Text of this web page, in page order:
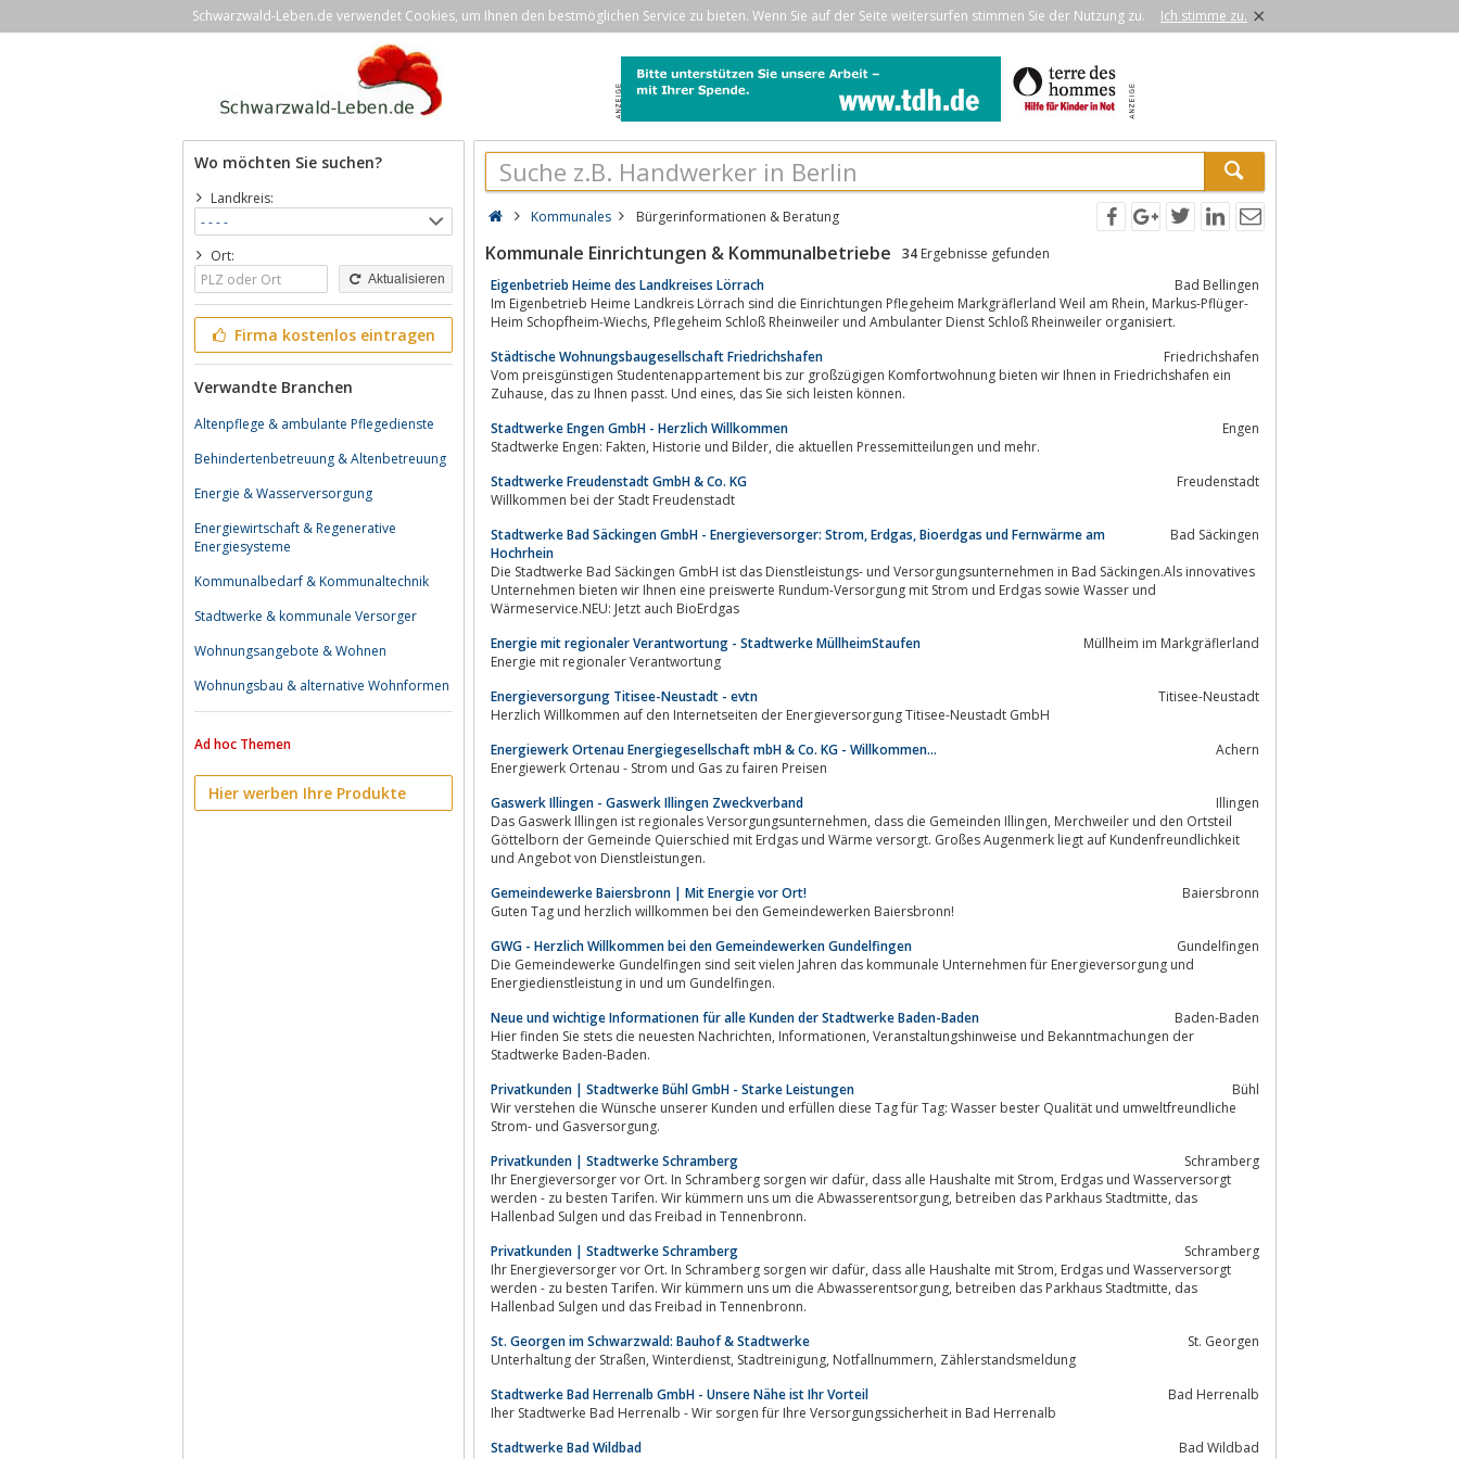
Schwarzwald-Leben.de verwendet Cookies, um Ihnen den bestmöglichen Service zu bieten. Wenn Sie auf der Seite weitersurfen stimmen Sie der Nutzung zu. Ich stimme zu. ×
Wo möchten Sie suchen?
Landkreis:
Ort:
Aktualisieren
Firma kostenlos eintragen
Verwandte Branchen
Altenpflege & ambulante Pflegedienste
Behindertenbetreuung & Altenbetreuung
Energie & Wasserversorgung
Energiewirtschaft & Regenerative
Energiesysteme
Kommunalbedarf & Kommunaltechnik
Stadtwerke & kommunale Versorger
Wohnungsangebote & Wohnen
Wohnungsbau & alternative Wohnformen
Ad hoc Themen
Hier werben Ihre Produkte
Kommunales Bürgerinformationen & Beratung
Kommunale Einrichtungen & Kommunalbetriebe 34 Ergebnisse gefunden
Eigenbetrieb Heime des Landkreises Lörrach
Bad Bellingen
Im Eigenbetrieb Heime Landkreis Lörrach sind die Einrichtungen Pflegeheim Markgräflerland Weil am Rhein, Markus-Pflüger-
Heim Schopfheim-Wiechs, Pflegeheim Schloß Rheinweiler und Ambulanter Dienst Schloß Rheinweiler organisiert.
Städtische Wohnungsbaugesellschaft Friedrichshafen
Friedrichshafen
Vom preisgünstigen Studentenappartement bis zur großzügigen Komfortwohnung bieten wir Ihnen in Friedrichshafen ein
Zuhause, das zu Ihnen passt. Und eines, das Sie sich leisten können.
Stadtwerke Engen GmbH - Herzlich Willkommen
Engen
Stadtwerke Engen: Fakten, Historie und Bilder, die aktuellen Pressemitteilungen und mehr.
Stadtwerke Freudenstadt GmbH & Co. KG
Freudenstadt
Willkommen bei der Stadt Freudenstadt
Stadtwerke Bad Säckingen GmbH - Energieversorger: Strom, Erdgas, Bioerdgas und Fernwärme am
Hochrhein
Bad Säckingen
Die Stadtwerke Bad Säckingen GmbH ist das Dienstleistungs- und Versorgungsunternehmen in Bad Säckingen.Als innovatives
Unternehmen bieten wir Ihnen eine preiswerte Rundum-Versorgung mit Strom und Erdgas sowie Wasser und
Wärmeservice.NEU: Jetzt auch BioErdgas
Energie mit regionaler Verantwortung - Stadtwerke MüllheimStaufen
Müllheim im Markgräflerland
Energie mit regionaler Verantwortung
Energieversorgung Titisee-Neustadt - evtn
Titisee-Neustadt
Herzlich Willkommen auf den Internetseiten der Energieversorgung Titisee-Neustadt GmbH
Energiewerk Ortenau Energiegesellschaft mbH & Co. KG - Willkommen...
Achern
Energiewerk Ortenau - Strom und Gas zu fairen Preisen
Gaswerk Illingen - Gaswerk Illingen Zweckverband
Illingen
Das Gaswerk Illingen ist regionales Versorgungsunternehmen, dass die Gemeinden Illingen, Merchweiler und den Ortsteil
Göttelborn der Gemeinde Quierschied mit Erdgas und Wärme versorgt. Großes Augenmerk liegt auf Kundenfreundlichkeit
und Angebot von Dienstleistungen.
Gemeindewerke Baiersbronn | Mit Energie vor Ort!
Baiersbronn
Guten Tag und herzlich willkommen bei den Gemeindewerken Baiersbronn!
GWG - Herzlich Willkommen bei den Gemeindewerken Gundelfingen
Gundelfingen
Die Gemeindewerke Gundelfingen sind seit vielen Jahren das kommunale Unternehmen für Energieversorgung und
Energiedienstleistung in und um Gundelfingen.
Neue und wichtige Informationen für alle Kunden der Stadtwerke Baden-Baden
Baden-Baden
Hier finden Sie stets die neuesten Nachrichten, Informationen, Veranstaltungshinweise und Bekanntmachungen der
Stadtwerke Baden-Baden.
Privatkunden | Stadtwerke Bühl GmbH - Starke Leistungen
Bühl
Wir verstehen die Wünsche unserer Kunden und erfüllen diese Tag für Tag: Wasser bester Qualität und umweltfreundliche
Strom- und Gasversorgung.
Privatkunden | Stadtwerke Schramberg
Schram­berg
Ihr Energieversorger vor Ort. In Schramberg sorgen wir dafür, dass alle Haushalte mit Strom, Erdgas und Wasserversorgt
werden - zu besten Tarifen. Wir kümmern uns um die Abwasserentsorgung, betreiben das Parkhaus Stadtmitte, das
Hallenbad Sulgen und das Freibad in Tennenbronn.
Privatkunden | Stadtwerke Schramberg
Schram­berg
Ihr Energieversorger vor Ort. In Schramberg sorgen wir dafür, dass alle Haushalte mit Strom, Erdgas und Wasserversorgt
werden - zu besten Tarifen. Wir kümmern uns um die Abwasserentsorgung, betreiben das Parkhaus Stadtmitte, das
Hallenbad Sulgen und das Freibad in Tennenbronn.
St. Georgen im Schwarzwald: Bauhof & Stadtwerke
St. Georgen
Unterhaltung der Straßen, Winterdienst, Stadtreinigung, Notfallnummern, Zählerstandsmeldung
Stadtwerke Bad Herrenalb GmbH - Unsere Nähe ist Ihr Vorteil
Bad Herrenalb
Iher Stadtwerke Bad Herrenalb - Wir sorgen für Ihre Versorgungssicherheit in Bad Herrenalb
Stadtwerke Bad Wildbad
Bad Wildbad